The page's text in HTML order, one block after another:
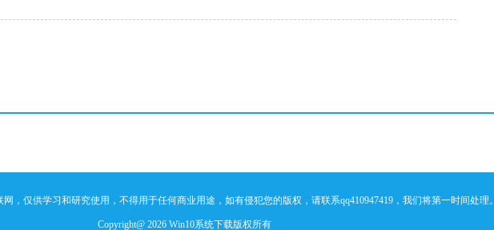
，仅供学习和研究使用，不得用于任何商业用途，如有侵犯您的版权，请联系qq410947419，我们将第一时间处理。
Copyright@ 2026 Win10系统下载版权所有